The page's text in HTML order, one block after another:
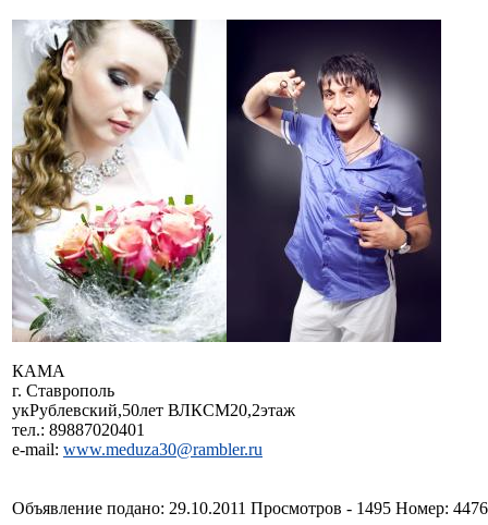
КАМА
г. Ставрополь
укРублевский,50лет ВЛКСМ20,2этаж
тел.: 89887020401
e-mail: www.meduza30@rambler.ru
Объявление подано: 29.10.2011 Просмотров - 1495 Номер: